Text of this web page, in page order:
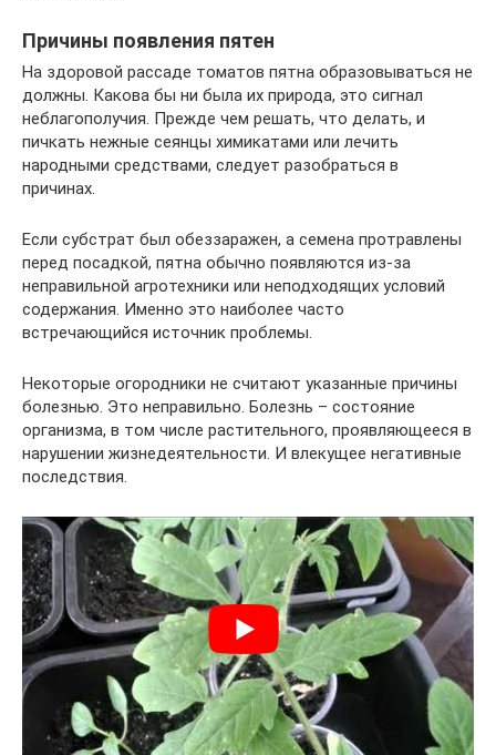
Причины появления пятен
На здоровой рассаде томатов пятна образовываться не
должны. Какова бы ни была их природа, это сигнал
неблагополучия. Прежде чем решать, что делать, и
пичкать нежные сеянцы химикатами или лечить
народными средствами, следует разобраться в
причинах.
Если субстрат был обеззаражен, а семена протравлены
перед посадкой, пятна обычно появляются из-за
неправильной агротехники или неподходящих условий
содержания. Именно это наиболее часто
встречающийся источник проблемы.
Некоторые огородники не считают указанные причины
болезнью. Это неправильно. Болезнь – состояние
организма, в том числе растительного, проявляющееся в
нарушении жизнедеятельности. И влекущее негативные
последствия.